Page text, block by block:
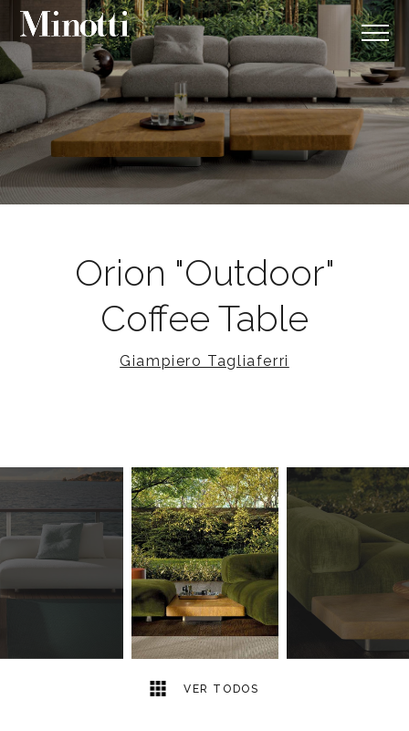
Orion "Outdoor"
Coffee Table
Giampiero Tagliaferri
VER TODOS
6